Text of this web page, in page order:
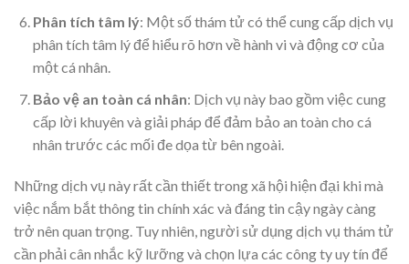
Phân tích tâm lý: Một số thám tử có thể cung cấp dịch vụ
phân tích tâm lý để hiểu rõ hơn về hành vi và động cơ của
một cá nhân.
Bảo vệ an toàn cá nhân: Dịch vụ này bao gồm việc cung
cấp lời khuyên và giải pháp để đảm bảo an toàn cho cá
nhân trước các mối đe dọa từ bên ngoài.
Những dịch vụ này rất cần thiết trong xã hội hiện đại khi mà
việc nắm bắt thông tin chính xác và đáng tin cậy ngày càng
trở nên quan trọng. Tuy nhiên, người sử dụng dịch vụ thám tử
cần phải cân nhắc kỹ lưỡng và chọn lựa các công ty uy tín để